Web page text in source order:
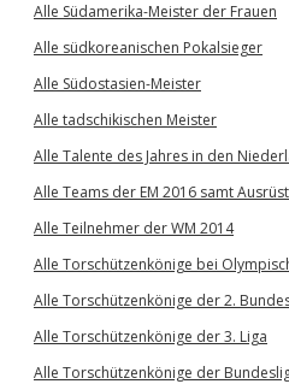
Alle Südamerika-Meister der Frauen
Alle südkoreanischen Pokalsieger
Alle Südostasien-Meister
Alle tadschikischen Meister
Alle Talente des Jahres in den
Alle Teams der EM 2016 samt
Alle Teilnehmer der WM 2014
Alle Torschützenkönige bei
Alle Torschützenkönige der 2.
Alle Torschützenkönige der 3. Liga
Alle Torschützenkönige der